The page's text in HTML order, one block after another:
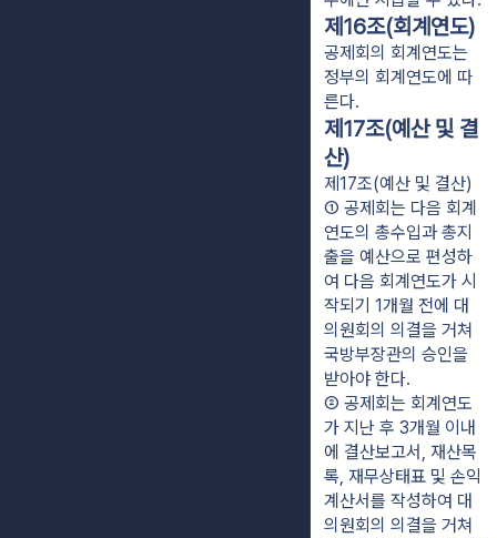
제16조(회계연도)
공제회의 회계연도는
정부의 회계연도에 따
른다.
제17조(예산 및 결
산)
제17조(예산 및 결산)
① 공제회는 다음 회계
연도의 총수입과 총지
출을 예산으로 편성하
여 다음 회계연도가 시
작되기 1개월 전에 대
의원회의 의결을 거쳐
국방부장관의 승인을
받아야 한다.
② 공제회는 회계연도
가 지난 후 3개월 이내
에 결산보고서, 재산목
록, 재무상태표 및 손익
계산서를 작성하여 대
의원회의 의결을 거쳐